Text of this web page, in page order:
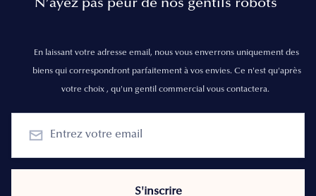
N’ayez pas peur de nos gentils robots
En laissant votre adresse email, nous vous enverrons uniquement des
biens qui correspondront parfaitement à vos envies. Ce n'est qu'après
votre choix , qu'un gentil commercial vous contactera.